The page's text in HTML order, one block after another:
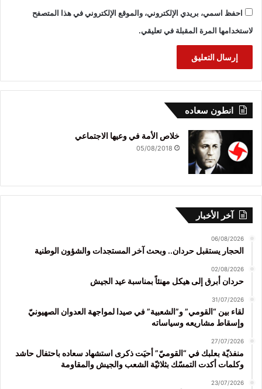
احفظ اسمي، بريدي الإلكتروني، والموقع الإلكتروني في هذا المتصفح
لاستخدامها المرة المقبلة في تعليقي.
انطون سعاده
خلاص الأمة في وعيها الاجتماعي
05/08/2018
آخر الأخبار
06/08/2026
الحجار يستقبل حردان.. وبحث آخر المستجدات والشؤون الوطنية
02/08/2026
حردان أبرق إلى هيكل مهنئاً بمناسبة عيد الجيش
31/07/2026
لقاء بين “القومي” و”الشعبية” في صيدا لمواجهة العدوان الصهيونيّ
وإسقاط مشاريعه وسياساته
27/07/2026
منفذيّة بعلبك في “القوميّ” أحيَت ذكرى استشهاد سعاده باحتفال حاشد
وكلمات أكدت التمسّك بثلاثيّة الشعب والجيش والمقاومة
23/07/2026